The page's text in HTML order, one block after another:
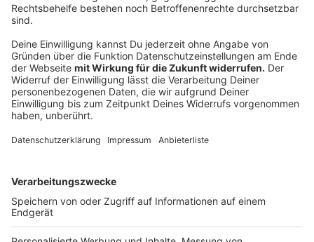
Kastanien geschält, dann zerkleinert und anschließend
wird kochendes Wasser draufgekippt. Generell wird
ähnlich wie beim Wasch- und Putzmittel vorgegangen.
Es ist sogar möglich, ein Antiblattläusemittel zu
erstellen. Dafür braucht man nur die gängigen
Rosskastanien (runde Kastanien). Wichtig zu wissen:
Diese Kastanienart ist giftig. Esskastanien sind etwas
flacher sind und laufen spitz an einer Seite zu.